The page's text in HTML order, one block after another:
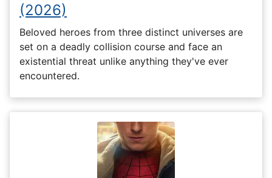
(2026)
Beloved heroes from three distinct universes are
set on a deadly collision course and face an
existential threat unlike anything they've ever
encountered.